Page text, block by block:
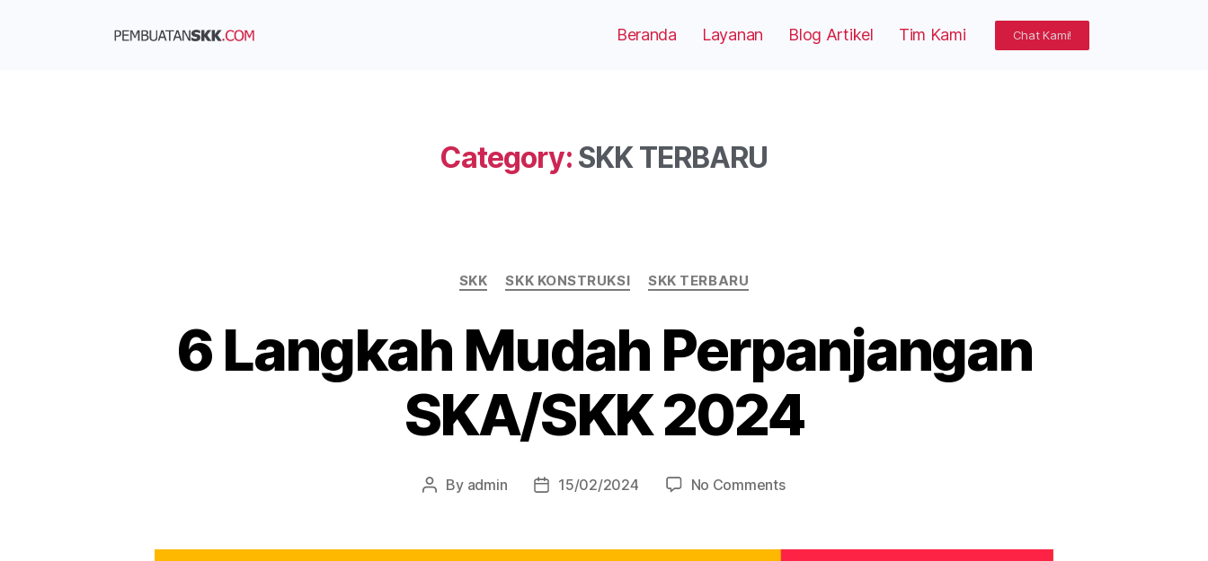
Beranda Layanan Blog Artikel Tim Kami Chat Kami!
Category: SKK TERBARU
SKK SKK KONSTRUKSI SKK TERBARU
6 Langkah Mudah Perpanjangan
SKA/SKK 2024
By admin 15/02/2024 No Comments